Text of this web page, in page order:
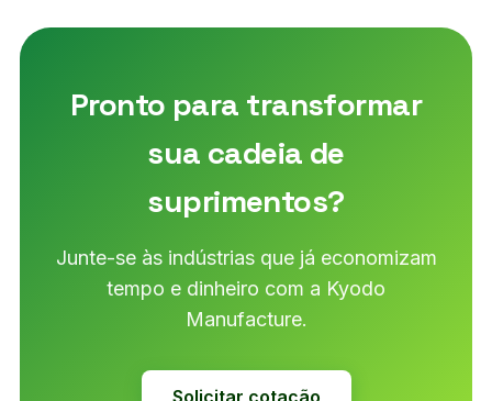
Pronto para transformar
sua cadeia de
suprimentos?
Junte-se às indústrias que já economizam
tempo e dinheiro com a Kyodo
Manufacture.
Solicitar cotação